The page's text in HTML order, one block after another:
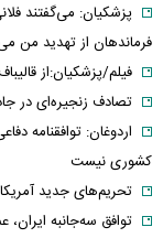
پزشکیان: می‌گفتند
فرماندهان از تهدید من
فیلم/پزشکیان:از
تصادف زنجیره‌ای در جاده
اردوغان: توافقنامه
کشوری نیست
تحریم‌های جدید آمریکا
توافق سه‌جانبه